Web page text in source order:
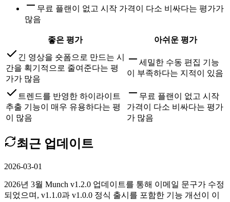
무료 플랜이 없고 시작 가격이 다소 비싸다는 평가가
많음
좋은 평가
아쉬운 평가
긴 영상을 숏폼으로 만드는 시
간을 획기적으로 줄여준다는 평
가가 많음
세밀한 수동 편집 기능
이 부족하다는 지적이 있음
트렌드를 반영한 하이라이트
추출 기능이 매우 유용하다는 평
이 많음
무료 플랜이 없고 시작
가격이 다소 비싸다는 평가
가 많음
최근 업데이트
2026-03-01
2026년 3월 Munch v1.2.0 업데이트를 통해 이메일 문구가 수정
되었으며, v1.1.0과 v1.0.0 정식 출시를 포함한 기능 개선이 이